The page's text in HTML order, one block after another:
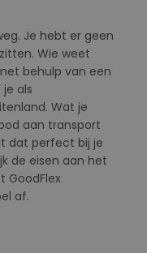
Je hebt er geen
Wie weet
behulp van een
als
Wat je
aan transport
dat perfect bij je
de eisen aan het
GoodFlex
af.